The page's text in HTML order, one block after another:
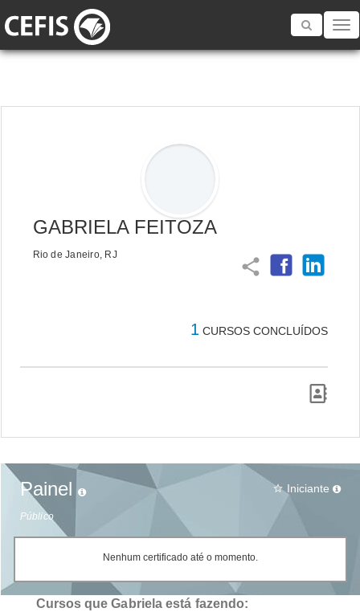
Toggle
GABRIELA FEITOZA
Rio de Janeiro, RJ
share
1 CURSOS CONCLUÍDOS
Painel
Público
star_border Iniciante
Nenhum certificado até o momento.
Cursos que Gabriela está fazendo: